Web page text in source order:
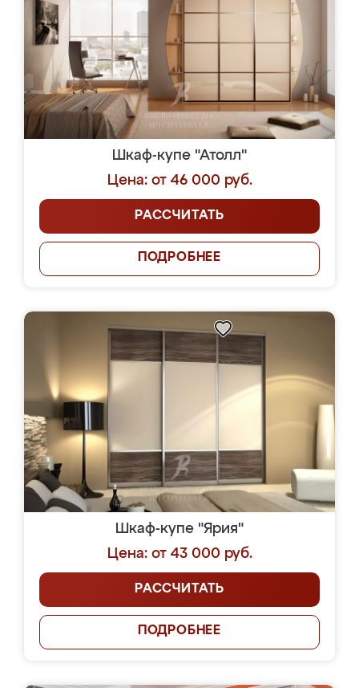
Шкаф-купе "Атолл"
Цена: от 46 000 руб.
РАССЧИТАТЬ
ПОДРОБНЕЕ
Шкаф-купе "Ярия"
Цена: от 43 000 руб.
РАССЧИТАТЬ
ПОДРОБНЕЕ